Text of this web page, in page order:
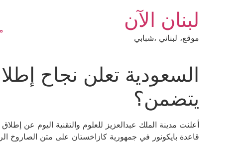
لبنان الآن
موقع، لبناني ،شبابي
السعودية تعلن نجاح
يتضمن؟
أعلنت مدينة الملك عبدالعزيز للعلوم والتقنية اليوم عن